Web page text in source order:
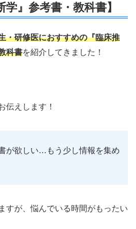
学』参考書・教科書】
・研修医におすすめの『臨床推
科書を紹介してきました！
伝えします！
が欲しい…もう少し情報を集め
すが、悩んでいる時間がもったい